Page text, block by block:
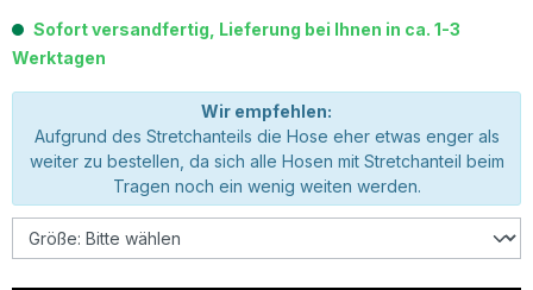
Sofort versandfertig, Lieferung bei Ihnen in ca. 1-3
Werktagen
Wir empfehlen:
Aufgrund des Stretchanteils die Hose eher etwas enger als
weiter zu bestellen, da sich alle Hosen mit Stretchanteil beim
Tragen noch ein wenig weiten werden.